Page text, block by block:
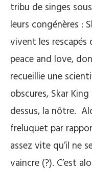
tribu de singes
leurs congénères :
vivent les rescapés
peace and love,
recueillie une
obscures, Skar
dessus, la nôtre.
freluquet par
assez vite qu’il ne
vaincre (?). C’est